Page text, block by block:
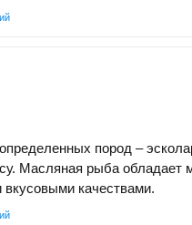
пород –
Масляная рыба
качествами.